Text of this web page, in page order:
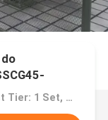
Preço：1st Tier: 1 Set, Unit Price USD 3.00 2nd Tier: 2-5 Sets, Unit Price USD 2.00 3rd Tier: Over 5 Sets, Unit Price USD 1.00